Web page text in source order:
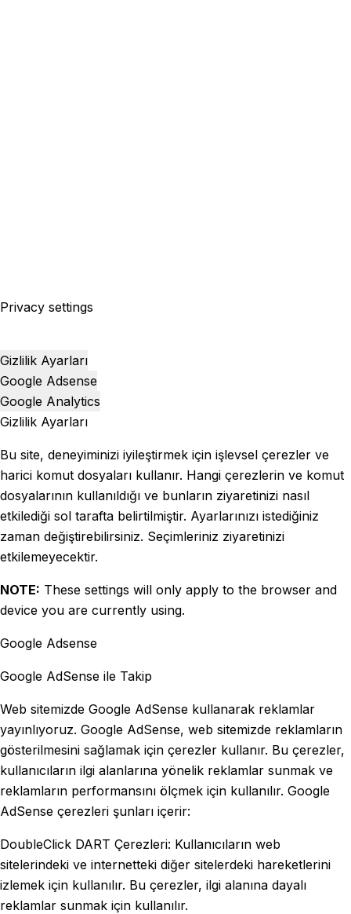
Privacy settings
Gizlilik Ayarları
Google Adsense
Google Analytics
Gizlilik Ayarları
Bu site, deneyiminizi iyileştirmek için işlevsel çerezler ve
harici komut dosyaları kullanır. Hangi çerezlerin ve komut
dosyalarının kullanıldığı ve bunların ziyaretinizi nasıl
etkilediği sol tarafta belirtilmiştir. Ayarlarınızı istediğiniz
zaman değiştirebilirsiniz. Seçimleriniz ziyaretinizi
etkilemeyecektir.
NOTE: These settings will only apply to the browser and
device you are currently using.
Google Adsense
Google AdSense ile Takip
Web sitemizde Google AdSense kullanarak reklamlar
yayınlıyoruz. Google AdSense, web sitemizde reklamların
gösterilmesini sağlamak için çerezler kullanır. Bu çerezler,
kullanıcıların ilgi alanlarına yönelik reklamlar sunmak ve
reklamların performansını ölçmek için kullanılır. Google
AdSense çerezleri şunları içerir:
DoubleClick DART Çerezleri: Kullanıcıların web
sitelerindeki ve internetteki diğer sitelerdeki hareketlerini
izlemek için kullanılır. Bu çerezler, ilgi alanına dayalı
reklamlar sunmak için kullanılır.